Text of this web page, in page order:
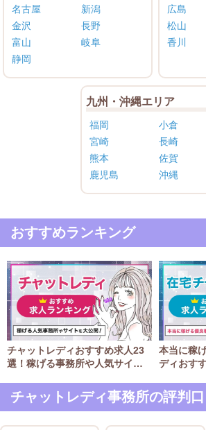
名古屋
新潟
金沢
長野
富山
岐阜
静岡
広島
松山
香川
九州・沖縄エリア
福岡
小倉
宮崎
長崎
熊本
佐賀
鹿児島
沖縄
おすすめランキング
チャットレディおすすめ求人23
選！稼げる事務所や人気サイト
本当に稼
ディおす
チャットレディ事務所の評判口